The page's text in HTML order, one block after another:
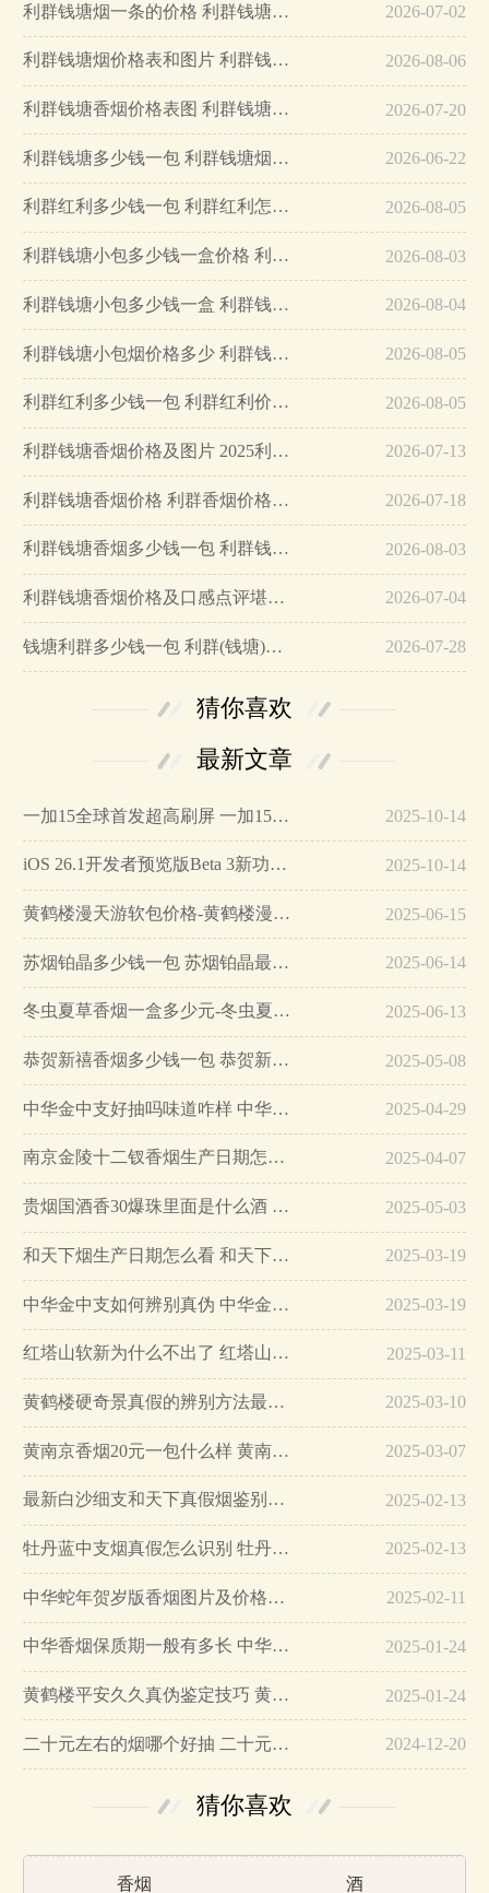
利群钱塘烟一条的价格 利群钱塘江香烟价格… 2026-07-02
利群钱塘烟价格表和图片 利群钱塘多少钱一包… 2026-08-06
利群钱塘香烟价格表图 利群钱塘香烟多少一条… 2026-07-20
利群钱塘多少钱一包 利群钱塘烟价格表和图片… 2026-06-22
利群红利多少钱一包 利群红利怎么样… 2026-08-05
利群钱塘小包多少钱一盒价格 利群钱塘香烟价格表2025… 2026-08-03
利群钱塘小包多少钱一盒 利群钱塘香烟价格表图2025… 2026-08-04
利群钱塘小包烟价格多少 利群钱塘香烟市场价一览… 2026-08-05
利群红利多少钱一包 利群红利价格表一览… 2026-08-05
利群钱塘香烟价格及图片 2025利群钱塘小包多少钱… 2026-07-13
利群钱塘香烟价格 利群香烟价格表图2025… 2026-07-18
利群钱塘香烟多少钱一包 利群钱塘价格及口感分享… 2026-08-03
利群钱塘香烟价格及口感点评堪称最漂亮的利群香烟！… 2026-07-04
钱塘利群多少钱一包 利群(钱塘)香烟价格表图… 2026-07-28
猜你喜欢
最新文章
一加15全球首发超高刷屏 一加15参数详细配置… 2025-10-14
iOS 26.1开发者预览版Beta 3新功能详解… 2025-10-14
黄鹤楼漫天游软包价格-黄鹤楼漫天游软包多少钱一盒… 2025-06-15
苏烟铂晶多少钱一包 苏烟铂晶最新价格… 2025-06-14
冬虫夏草香烟一盒多少元-冬虫夏草香烟一盒多少元2025最新价格… 2025-06-13
恭贺新禧香烟多少钱一包 恭贺新禧香烟价格表和图片… 2025-05-08
中华金中支好抽吗味道咋样 中华金中支口感特点介绍… 2025-04-29
南京金陵十二钗香烟生产日期怎么看 南京金陵十二钗香烟保质期… 2025-04-07
贵烟国酒香30爆珠里面是什么酒 贵烟国酒香30怎么辨别真假… 2025-05-03
和天下烟生产日期怎么看 和天下烟真假辨别方法六个方面… 2025-03-19
中华金中支如何辨别真伪 中华金中支真假烟鉴别方法… 2025-03-19
红塔山软新为什么不出了 红塔山软新烟停售原因详解… 2025-03-11
黄鹤楼硬奇景真假的辨别方法最简单版… 2025-03-10
黄南京香烟20元一包什么样 黄南京香烟真假鉴别… 2025-03-07
最新白沙细支和天下真假烟鉴别指南… 2025-02-13
牡丹蓝中支烟真假怎么识别 牡丹蓝中支烟真假鉴别带图… 2025-02-13
中华蛇年贺岁版香烟图片及价格大全… 2025-02-11
中华香烟保质期一般有多长 中华香烟保质期在哪里看的… 2025-01-24
黄鹤楼平安久久真伪鉴定技巧 黄鹤楼平安久久二维码在哪里… 2025-01-24
二十元左右的烟哪个好抽 二十元左右的香烟排行榜最新款… 2024-12-20
猜你喜欢
香烟 酒